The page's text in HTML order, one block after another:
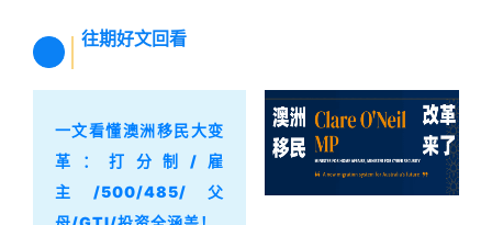
往期好文回看
一文看懂澳洲移民大变
革：打分制/雇
主/500/485/父